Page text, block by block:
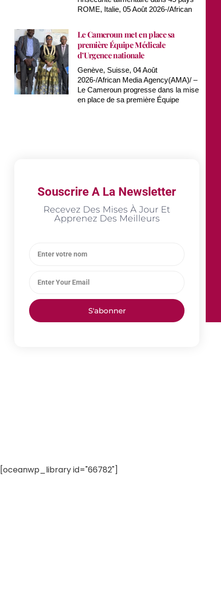
ROME, Italie, 05 Août 2026-/African
Le Cameroun met en place sa
première Équipe Médicale
d’Urgence nationale
Genève, Suisse, 04 Août
2026-/African Media Agency(AMA)/ –
Le Cameroun progresse dans la mise
en place de sa première Équipe
Souscrire A La Newsletter
Recevez Des Mises À Jour Et
Apprenez Des Meilleurs
S'abonner
[oceanwp_library id="66782"]